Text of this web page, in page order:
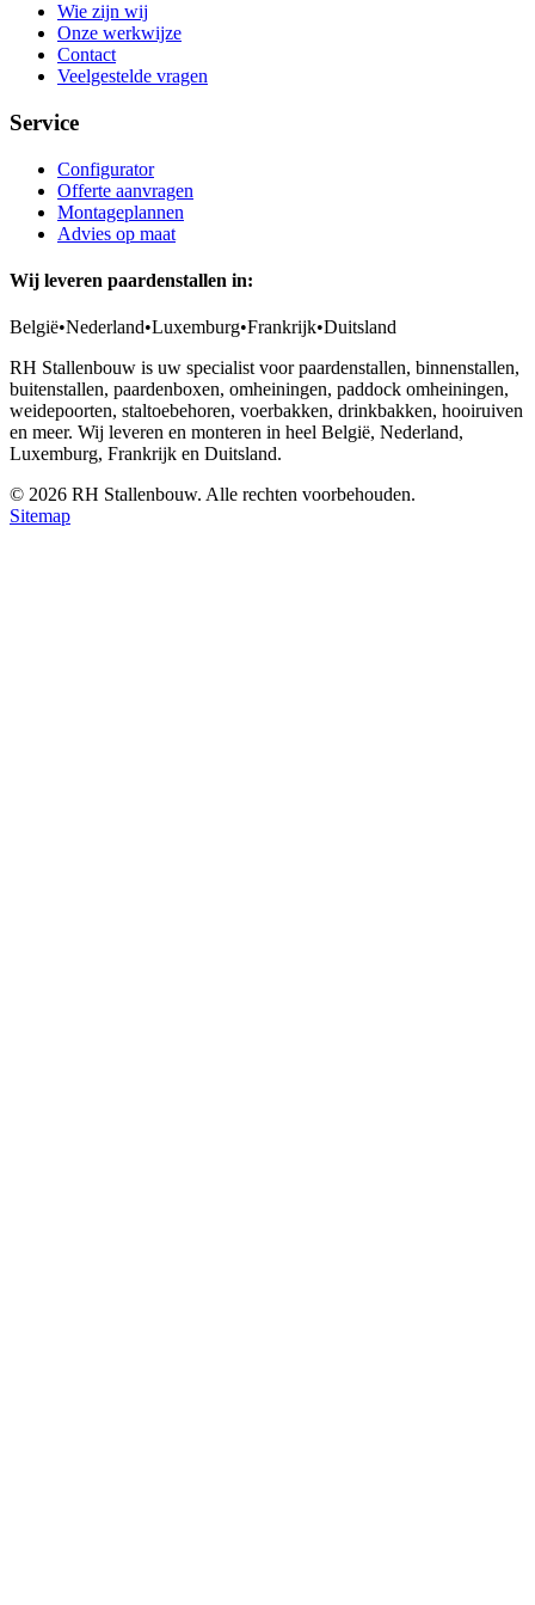
Wie zijn wij
Onze werkwijze
Contact
Veelgestelde vragen
Service
Configurator
Offerte aanvragen
Montageplannen
Advies op maat
Wij leveren paardenstallen in:
België•Nederland•Luxemburg•Frankrijk•Duitsland
RH Stallenbouw is uw specialist voor paardenstallen, binnenstallen,
buitenstallen, paardenboxen, omheiningen, paddock omheiningen,
weidepoorten, staltoebehoren, voerbakken, drinkbakken, hooiruiven
en meer. Wij leveren en monteren in heel België, Nederland,
Luxemburg, Frankrijk en Duitsland.
© 2026 RH Stallenbouw. Alle rechten voorbehouden.
Sitemap